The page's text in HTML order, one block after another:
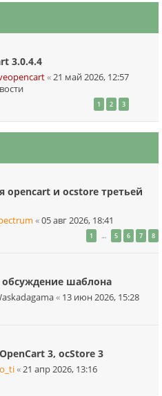
3.0.4.4
«21 май 2026, 12:57
1 2 3
opencart и ocstore третьей
«05 авг 2026, 18:41
1 … 5 6 7 8
шаблона
« 13 июн 2026, 15:28
3, ocStore 3
«21 апр 2026, 13:16